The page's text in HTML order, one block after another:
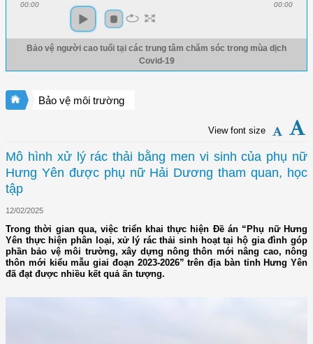
00:00 00:00
Bảo vệ người cao tuổi tại các trung tâm chăm sóc trong mùa dịch
Covid-19
Bảo vệ môi trường
View font size
Mô hình xử lý rác thải bằng men vi sinh của phụ nữ
Hưng Yên được phụ nữ Hải Dương tham quan, học
tập
12/02/2025
Trong thời gian qua, việc triển khai thực hiện Đề án “Phụ nữ Hưng
Yên thực hiện phân loại, xử lý rác thải sinh hoạt tại hộ gia đình góp
phần bảo vệ môi trường, xây dựng nông thôn mới nâng cao, nông
thôn mới kiểu mẫu giai đoạn 2023-2026” trên địa bàn tỉnh Hưng Yên
đã đạt được nhiều kết quả ấn tượng.